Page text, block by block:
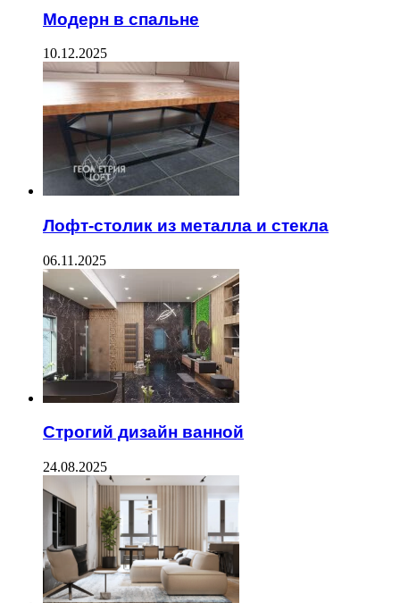
Модерн в спальне
10.12.2025
Лофт-столик из металла и стекла
06.11.2025
Строгий дизайн ванной
24.08.2025